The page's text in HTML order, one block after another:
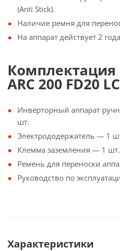
(Anti Stick).
Наличие ремня для
На аппарат действует 2
Комплектация
ARC 200 FD20
Инверторный аппарат
шт.
Электрододержатель — 1
Клемма заземления — 1 шт.
Ремень для переноски
Руководство по
Характеристики